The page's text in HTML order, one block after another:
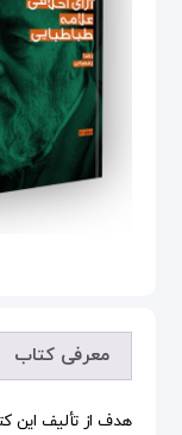
معرفی کتاب
هدف از تألیف این